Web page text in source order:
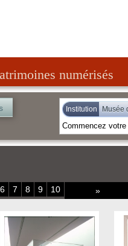
numérisés
Institution Musée
6 7 8 9 10 »